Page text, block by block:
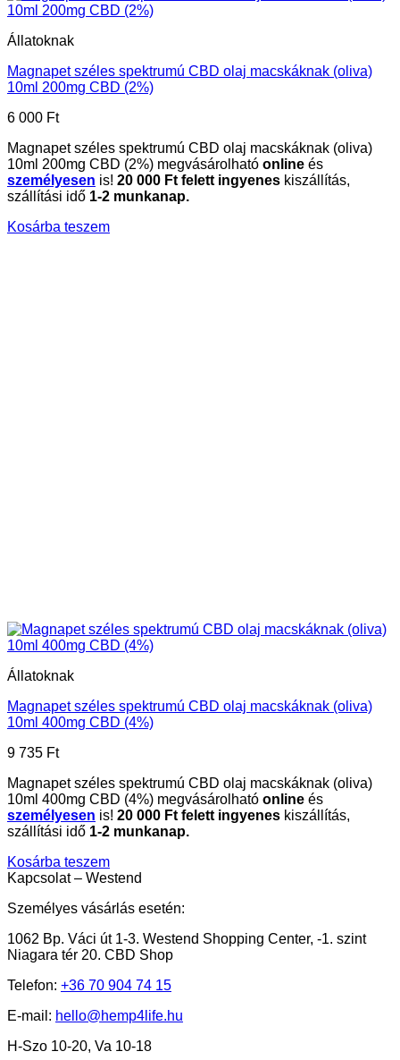
Állatoknak
Magnapet széles spektrumú CBD olaj macskáknak (oliva)
10ml 200mg CBD (2%)
6 000 Ft
Magnapet széles spektrumú CBD olaj macskáknak (oliva)
10ml 200mg CBD (2%) megvásárolható online és
személyesen is! 20 000 Ft felett ingyenes kiszállítás,
szállítási idő 1-2 munkanap.
Kosárba teszem
Állatoknak
Magnapet széles spektrumú CBD olaj macskáknak (oliva)
10ml 400mg CBD (4%)
9 735 Ft
Magnapet széles spektrumú CBD olaj macskáknak (oliva)
10ml 400mg CBD (4%) megvásárolható online és
személyesen is! 20 000 Ft felett ingyenes kiszállítás,
szállítási idő 1-2 munkanap.
Kosárba teszem
Kapcsolat – Westend
Személyes vásárlás esetén:
1062 Bp. Váci út 1-3. Westend Shopping Center, -1. szint
Niagara tér 20. CBD Shop
Telefon: +36 70 904 74 15
E-mail: hello@hemp4life.hu
H-Szo 10-20, Va 10-18